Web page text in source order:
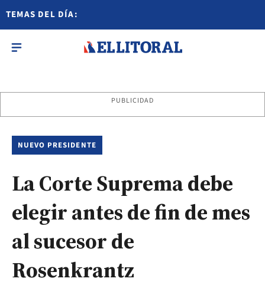
TEMAS DEL DÍA:
PUBLICIDAD
NUEVO PRESIDENTE
La Corte Suprema debe
elegir antes de fin de mes
al sucesor de
Rosenkrantz